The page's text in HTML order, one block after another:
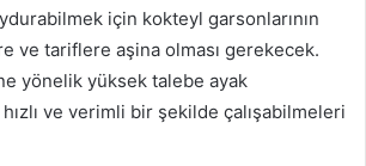
için kokteyl garsonlarının
ve tariflere aşina olması gerekecek.
yönelik yüksek talebe ayak
ve verimli bir şekilde çalışabilmeleri